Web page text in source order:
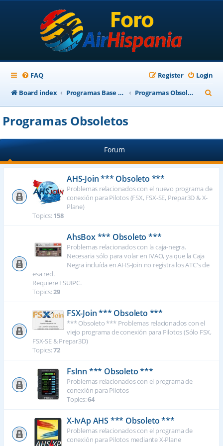
FAQ Login
Register
Board index
Programas Base AirHispania Programas Obsoletos
e
h
Programas Obsoletos
Forum
AHS-Join *** Obsoleto ***
Problemas relacionados con el nuevo programa de
conexión para Pilotos (FSX, FSX-SE, Prepar3D & X-
Plane)
Topics:158
AhsBox *** Obsoleto ***
Problemas relacionados con la caja-negra.
Necesaria sólo para volar en IVAO, ya que la Caja
Negra incluída en AHS-Join no registra los ATC's de
esa red.
Requiere FSUIPC.
Topics:29
FSX-Join *** Obsoleto ***
*** Obsoleto *** Problemas relacionados con el
viejo programa de conexión para Pilotos (Sólo FSX,
FSX-SE & Prepar3D)
Topics:72
FsInn *** Obsoleto ***
Problemas relacionados con el programa de
conexión para Pilotos
Topics:64
X-IvAp AHS *** Obsoleto ***
Problemas relacionados con el programa de
conexión para Pilotos mediante X-Plane